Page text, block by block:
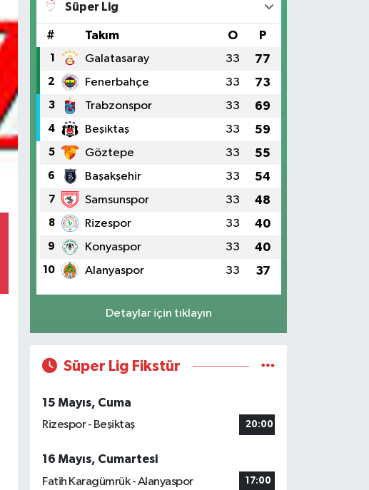
Süper Lig
# Takım O P
1 Galatasaray 33 77
2 Fenerbahçe 33 73
3 Trabzonspor 33 69
4 Beşiktaş 33 59
5 Göztepe 33 55
6 Başakşehir 33 54
7 Samsunspor 33 48
8 Rizespor 33 40
9 Konyaspor 33 40
10 Alanyaspor 33 37
Detaylar için tıklayın
Süper Lig Fikstür
15 Mayıs, Cuma
Rizespor - Beşiktaş
20:00
16 Mayıs, Cumartesi
Fatih Karagümrük - Alanyaspor
17:00